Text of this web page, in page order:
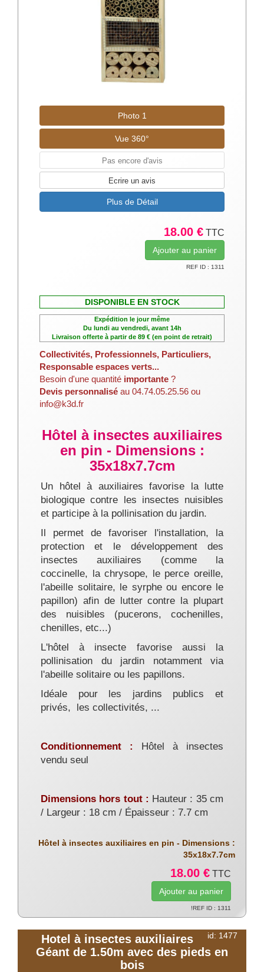
Photo 1
Vue 360°
Pas encore d'avis
Ecrire un avis
Plus de Détail
18.00 € TTC
REF ID : 1311
DISPONIBLE EN STOCK
Expédition le jour même
Du lundi au vendredi, avant 14h
Livraison offerte à partir de 89 € (en point de retrait)
Collectivités, Professionnels, Particuliers,
Responsable espaces verts...
Besoin d'une quantité importante ?
Devis personnalisé au 04.74.05.25.56 ou
info@k3d.fr
Hôtel à insectes auxiliaires
en pin - Dimensions :
35x18x7.7cm
Un hôtel à auxiliaires favorise la lutte
biologique contre les insectes nuisibles
et participe à la pollinisation du jardin.
Il permet de favoriser l'installation, la
protection et le développement des
insectes auxiliaires (comme la
coccinelle, la chrysope, le perce oreille,
l'abeille solitaire, le syrphe ou encore le
papillon) afin de lutter contre la plupart
des nuisibles (pucerons, cochenilles,
chenilles, etc...)
L'hôtel à insecte favorise aussi la
pollinisation du jardin notamment via
l'abeille solitaire ou les papillons.
Idéale pour les jardins publics et
privés, les collectivités, ...
Conditionnement :
Hôtel à insectes
vendu seul
Dimensions hors tout : Hauteur : 35 cm
/ Largeur : 18 cm / Épaisseur : 7.7 cm
Hôtel à insectes auxiliaires en pin - Dimensions :
35x18x7.7cm
18.00 € TTC
!REF ID : 1311
id: 1477
Hotel à insectes auxiliaires
Géant de 1.50m avec des pieds en
bois